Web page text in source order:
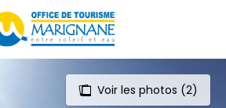
Voir les photos (2)